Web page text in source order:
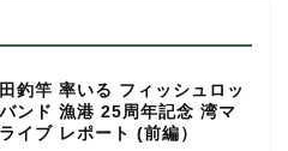
釣竿 率いる フィッシュロッ
ンド 漁港 25周年記念 湾マ
イブ レポート (前編）